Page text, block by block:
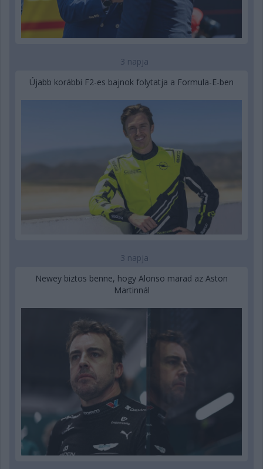
3 napja
Újabb korábbi F2-es bajnok folytatja a Formula-E-ben
3 napja
Newey biztos benne, hogy Alonso marad az Aston
Martinnál